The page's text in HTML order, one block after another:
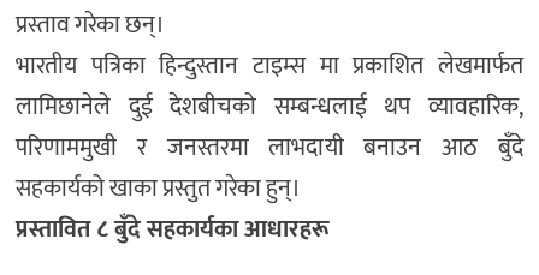
प्रस्ताव गरेका छन्।
भारतीय पत्रिका हिन्दुस्तान टाइम्स मा प्रकाशित लेखमार्फत
लामिछानेले दुई देशबीचको सम्बन्धलाई थप व्यावहारिक,
परिणाममुखी र जनस्तरमा लाभदायी बनाउन आठ बुँदे
सहकार्यको खाका प्रस्तुत गरेका हुन्।
प्रस्तावित ८ बुँदे सहकार्यका आधारहरू